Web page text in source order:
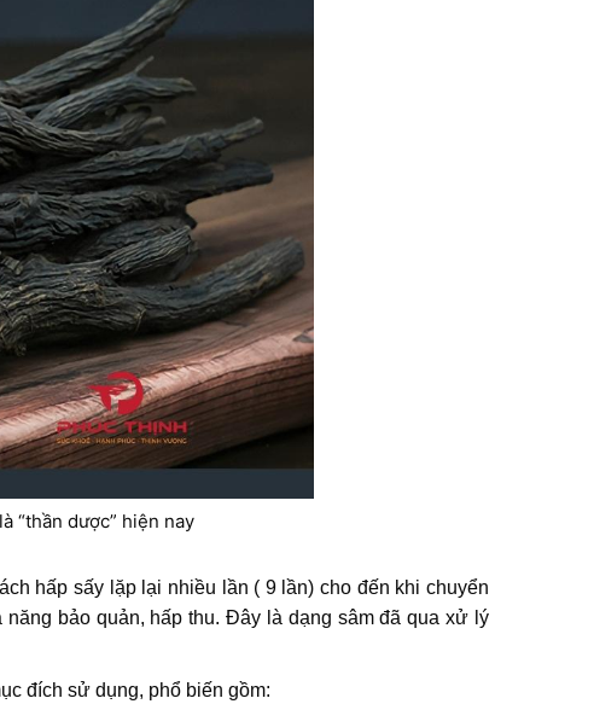
“thần dược” hiện nay
hấp sấy lặp lại nhiều lần ( 9 lần) cho đến khi chuyển
bảo quản, hấp thu. Đây là dạng sâm đã qua xử lý
đích sử dụng, phổ biến gồm: